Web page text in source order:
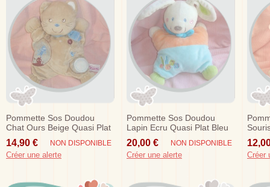
Pommette Sos Doudou
Chat Ours Beige Quasi Plat
Echarpe Bleu
14,90 € NON DISPONIBLE
Créer une alerte
Pommette Sos Doudou
Lapin Ecru Quasi Plat Bleu
Orange 123
20,00 € NON DISPONIBLE
Créer une alerte Créer